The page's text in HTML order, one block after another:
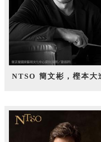
NTSO 簡文彬，樫本大